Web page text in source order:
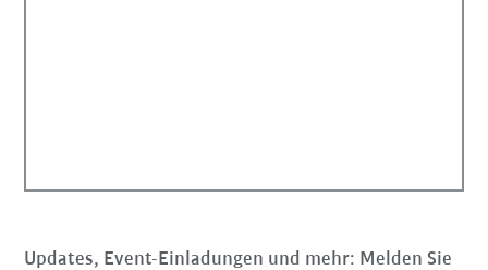
Updates, Event-Einladungen und mehr: Melden Sie